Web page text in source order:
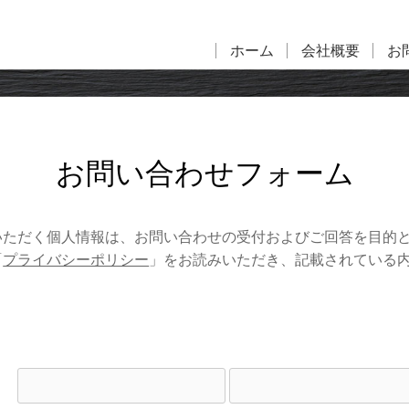
ホーム 会社概要 お
お問い合わせフォーム
だく個人情報は、お問い合わせの受付およびご回答を目的
プライバシーポリシー 」をお読みいただき、記載されている